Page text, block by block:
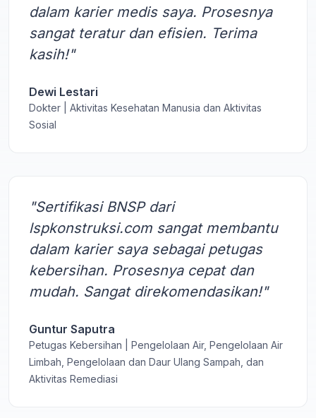
dalam karier medis saya. Prosesnya
sangat teratur dan efisien. Terima
kasih!"
Dewi Lestari
Dokter | Aktivitas Kesehatan Manusia dan Aktivitas
Sosial
"Sertifikasi BNSP dari
lspkonstruksi.com sangat membantu
dalam karier saya sebagai petugas
kebersihan. Prosesnya cepat dan
mudah. Sangat direkomendasikan!"
Guntur Saputra
Petugas Kebersihan | Pengelolaan Air, Pengelolaan Air
Limbah, Pengelolaan dan Daur Ulang Sampah, dan
Aktivitas Remediasi